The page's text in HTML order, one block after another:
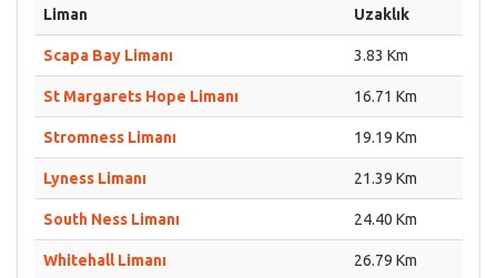
Liman Uzaklık
Scapa Bay Limanı 3.83 Km
St Margarets Hope Limanı 16.71 Km
Stromness Limanı 19.19 Km
Lyness Limanı 21.39 Km
South Ness Limanı 24.40 Km
Whitehall Limanı 26.79 Km